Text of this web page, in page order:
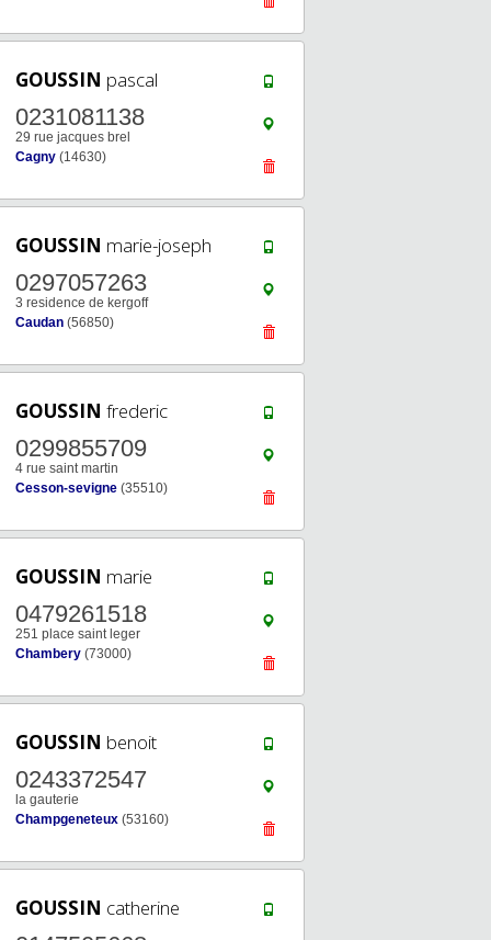
GOUSSIN pascal
0231081138
29 rue jacques brel
Cagny (14630)
GOUSSIN marie-joseph
0297057263
3 residence de kergoff
Caudan (56850)
GOUSSIN frederic
0299855709
4 rue saint martin
Cesson-sevigne (35510)
GOUSSIN marie
0479261518
251 place saint leger
Chambery (73000)
GOUSSIN benoit
0243372547
la gauterie
Champgeneteux (53160)
GOUSSIN catherine